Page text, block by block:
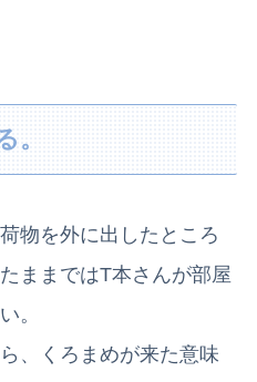
。
物を外に出したところ
ままではT本さんが部屋
。
、くろまめが来た意味